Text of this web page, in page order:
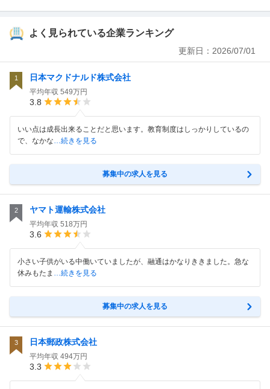
よく見られている企業ランキング
更新日： 2026/07/01
1 日本マクドナルド株式会社
平均年収 549万円
3.8
いい点は成長出来ることだと思います。教育制度はしっかりしているの
で、なかな…続きを見る
募集中の求人を見る
2 ヤマト運輸株式会社
平均年収 518万円
3.6
小さい子供がいる中働いていましたが、融通はかなりききました。急な
休みもたま …続きを見る
募集中の求人を見る
3 日本郵政株式会社
平均年収 494万円
3.3